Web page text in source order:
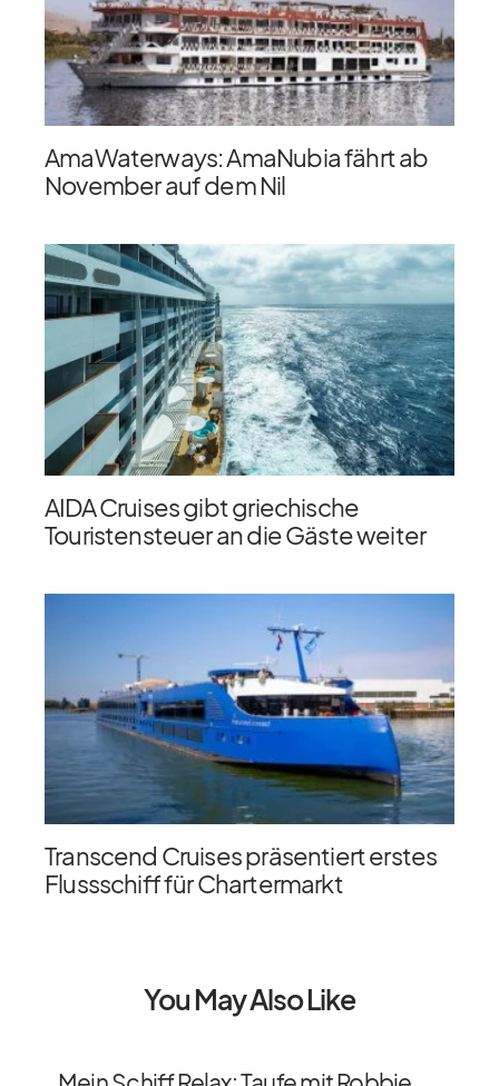
AmaWaterways: AmaNubia fährt ab
November auf dem Nil
AIDA Cruises gibt griechische
Touristensteuer an die Gäste weiter
Transcend Cruises präsentiert erstes
Flussschiff für Chartermarkt
You May Also Like